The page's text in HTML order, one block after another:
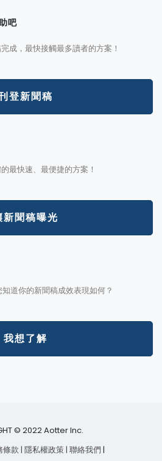
吧
成，最快接觸最多讀者的方案！
登新聞稿
最快速、最便捷的方案！
新聞稿曝光
道你的新聞稿成效表現如何？
我想了解
© 2022 Aotter Inc.
條款 | 隱私權政策 | 聯絡我們 |